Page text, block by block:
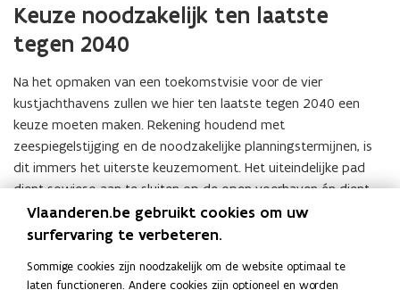
Keuze noodzakelijk ten laatste
tegen 2040
Na het opmaken van een toekomstvisie voor de vier
kustjachthavens zullen we hier ten laatste tegen 2040 een
keuze moeten maken. Rekening houdend met
zeespiegelstijging en de noodzakelijke planningstermijnen, is
dit immers het uiterste keuzemoment. Het uiteindelijke pad
dient sowieso aan te sluiten op de open voorhaven én dient
ook afgestemd te worden op de nieuwe Visartsluis.
Wil je meer technische details?
Nog meer weten over de strategieën om de havens
Vlaanderen.be gebruikt cookies om uw
surfervaring te verbeteren.
Sommige cookies zijn noodzakelijk om de website optimaal te
laten functioneren. Andere cookies zijn optioneel en worden